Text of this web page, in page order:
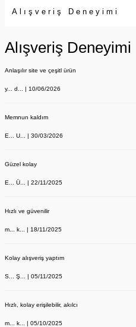
Alışveriş Deneyimi
Alışveriş Deneyimi
Anlaşılır site ve çeşitl ürün
y... d... | 10/06/2026
Memnun kaldım
E... U... | 30/03/2026
Güzel kolay
E... Ü... | 22/11/2025
Hızlı ve güvenilir
m... k... | 18/11/2025
Kolay alışveriş yaptım
S... Ş... | 05/11/2025
Hızlı, kolay erişilebilir, akılcı
m... k... | 05/10/2025